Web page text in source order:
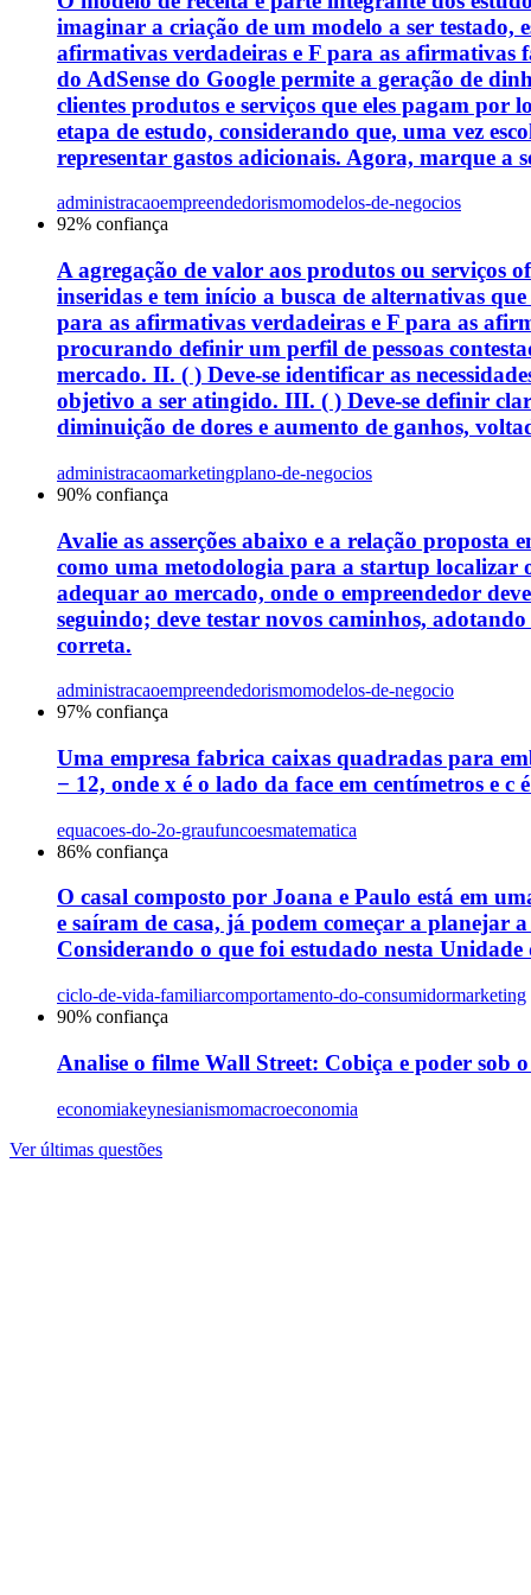
imaginar a criação de um modelo a ser testado,
afirmativas verdadeiras e F para as afirmativas
do AdSense do Google permite a geração de
clientes produtos e serviços que eles pagam por
etapa de estudo, considerando que, uma vez
representar gastos adicionais. Agora, marque a
administracaoempreendedorismomodelos-de-negocios
92% confiança
A agregação de valor aos produtos ou serviços
inseridas e tem início a busca de alternativas
para as afirmativas verdadeiras e F para as
procurando definir um perfil de pessoas
mercado. II. ( ) Deve-se identificar as
objetivo a ser atingido. III. ( ) Deve-se definir
diminuição de dores e aumento de ganhos,
administracaomarketingplano-de-negocios
90% confiança
Avalie as asserções abaixo e a relação
como uma metodologia para a startup localizar
adequar ao mercado, onde o empreendedor
seguindo; deve testar novos caminhos, adotando
correta.
administracaoempreendedorismomodelos-de-negocio
97% confiança
Uma empresa fabrica caixas quadradas para
− 12, onde x é o lado da face em centímetros e
equacoes-do-2o-graufuncoesmatematica
86% confiança
O casal composto por Joana e Paulo está em
e saíram de casa, já podem começar a planejar
Considerando o que foi estudado nesta
ciclo-de-vida-familiarcomportamento-do-consumidormarketing
90% confiança
Analise o filme Wall Street: Cobiça e poder sob
economiakeynesianismomacroeconomia
Ver últimas questões